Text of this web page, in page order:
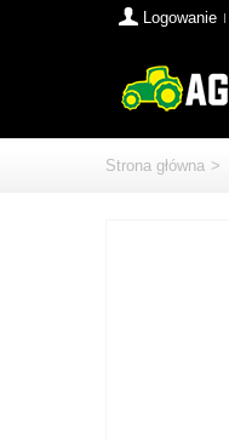
Logowanie
Strona główna >